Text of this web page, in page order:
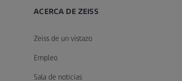
ACERCA DE ZEISS
Zeiss de un vistazo
Empleo
Sala de noticias